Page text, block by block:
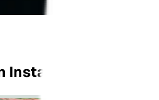
Installatiemonitor